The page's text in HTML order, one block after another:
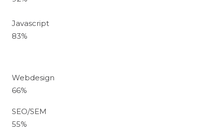
Javascript
83%
Webdesign
66%
SEO/SEM
55%